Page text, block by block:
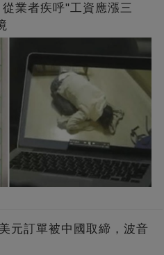
業者疾呼"工資應漲三
元訂單被中國取締，波音